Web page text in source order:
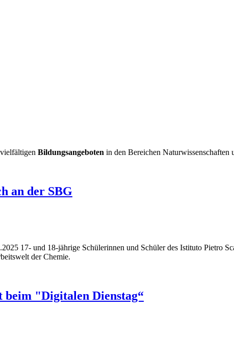
Bildungsangeboten in den Bereichen Naturwissenschaften
an der SBG
17- und 18-jährige Schülerinnen und Schüler des Istituto Pietro
der Chemie.
"Digitalen Dienstag“